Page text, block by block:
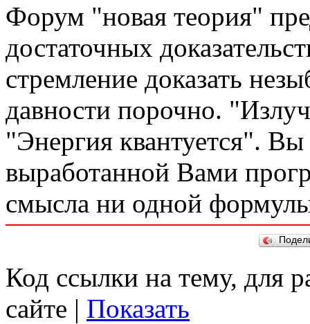
Форум "новая теория"
достаточных
стремление доказать
давности порочно.
"Энергия квантуется". Вы
выработанной Вами
смысла ни одной
Код ссылки на тему, для
сайте | Показать